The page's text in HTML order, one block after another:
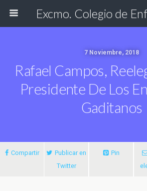
7 Noviembre, 2018
Rafael Campos,
Presidente De Los
Gaditanos
Compartir
Publicar en
Twitter
Pin